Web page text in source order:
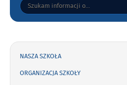
wpisz
NASZA SZKOŁA
ORGANIZACJA SZKOŁY